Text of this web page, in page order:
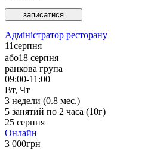
записатися
Адміністратор ресторану
11серпня
або18 серпня
ранкова група
09:00-11:00
Вт, Чт
3 недели (0.8 мес.)
5 занятий по 2 часа (10г)
25 серпня
Онлайн
3 000грн